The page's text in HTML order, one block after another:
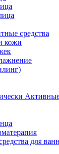
средства
кожи
для ванн